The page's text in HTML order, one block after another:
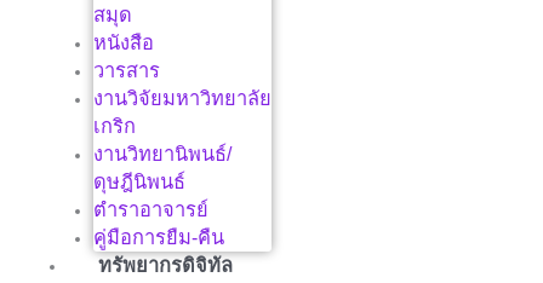
สมุด
หนังสือ
วารสาร
งานวิจัยมหาวิทยาลัย
เกริก
งานวิทยานิพนธ์/
ดุษฎีนิพนธ์
ตำราอาจารย์
คู่มือการยืม-คืน
ทรัพยากรดิจิทัล